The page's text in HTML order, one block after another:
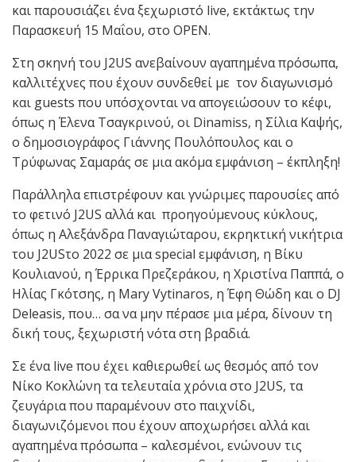
και παρουσιάζει ένα ξεχωριστό live, εκτάκτως την
Παρασκευή 15 Μαΐου, στο OPEN.
Στη σκηνή του J2US ανεβαίνουν αγαπημένα πρόσωπα,
καλλιτέχνες που έχουν συνδεθεί με τον διαγωνισμό
και guests που υπόσχονται να απογειώσουν το κέφι,
όπως η Έλενα Τσαγκρινού, οι Dinamiss, η Σίλια Καψής,
ο δημοσιογράφος Γιάννης Πουλόπουλος και ο
Τρύφωνας Σαμαράς σε μια ακόμα εμφάνιση – έκπληξη!
Παράλληλα επιστρέφουν και γνώριμες παρουσίες από
το φετινό J2US αλλά και προηγούμενους κύκλους,
όπως η Αλεξάνδρα Παναγιώταρου, εκρηκτική νικήτρια
του J2USτο 2022 σε μια special εμφάνιση, η Βίκυ
Κουλιανού, η Έρρικα Πρεζεράκου, η Χριστίνα Παππά, ο
Ηλίας Γκότσης, η Mary Vytinaros, η Έφη Θώδη και ο DJ
Deleasis, που… σα να μην πέρασε μια μέρα, δίνουν τη
δική τους, ξεχωριστή νότα στη βραδιά.
Σε ένα live που έχει καθιερωθεί ως θεσμός από τον
Νίκο Κοκλώνη τα τελευταία χρόνια στο J2US, τα
ζευγάρια που παραμένουν στο παιχνίδι,
διαγωνιζόμενοι που έχουν αποχωρήσει αλλά και
αγαπημένα πρόσωπα – καλεσμένοι, ενώνουν τις